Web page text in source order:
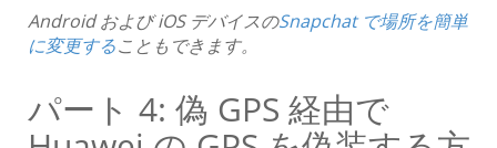
Android および iOS デバイスのSnapchat で場所を簡単
に変更することもできます。
パート 4: 偽 GPS 経由で